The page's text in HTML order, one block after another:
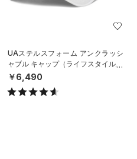
UAステルスフォーム アンクラッシ
ャブル キャップ（ライフスタイル/U
NISEX）
￥6,490